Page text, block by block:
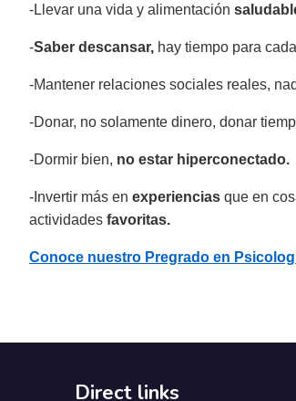
-Llevar una vida y alimentación
-Saber descansar, hay tiempo para
-Mantener relaciones sociales reales,
-Donar, no solamente dinero, donar
-Dormir bien, no estar hiperconectado.
-Invertir más en experiencias que en
actividades favoritas.
Conoce nuestro Pregrado en
Direct links